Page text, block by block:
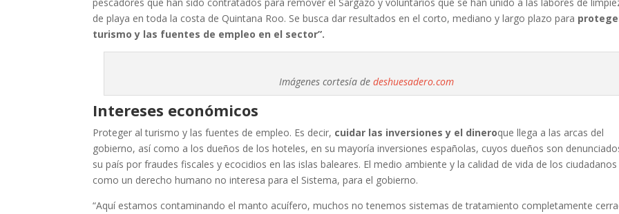
de playa en toda la costa de Quintana Roo. Se busca dar resultados en el corto, mediano y largo plazo para
turismo y las fuentes de empleo en el sector”.
Imágenes cortesía de deshuesadero.com
Intereses económicos
Proteger al turismo y las fuentes de empleo. Es decir, cuidar las inversiones y el dineroque llega a las arcas del
gobierno, así como a los dueños de los hoteles, en su mayoría inversiones españolas, cuyos dueños son
su país por fraudes fiscales y ecocidios en las islas baleares. El medio ambiente y la calidad de vida de los ciudadanos
como un derecho humano no interesa para el Sistema, para el gobierno.
“Aquí estamos contaminando el manto acuífero, muchos no tenemos sistemas de tratamiento completamente